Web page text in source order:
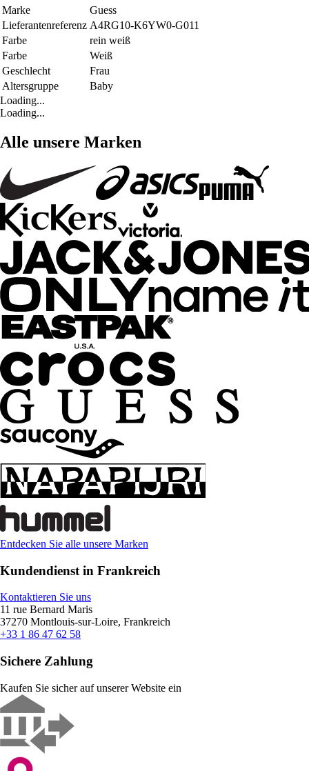
Marke
Guess
Lieferantenreferenz A4RG10-K6YW0-G011
Farbe
rein weiß
Farbe
Weiß
Geschlecht
Frau
Altersgruppe
Baby
Loading...
Loading...
Alle unsere Marken
Entdecken Sie alle unsere Marken
Kundendienst in Frankreich
Kontaktieren Sie uns
11 rue Bernard Maris
37270 Montlouis-sur-Loire, Frankreich
+33 1 86 47 62 58
Sichere Zahlung
Kaufen Sie sicher auf unserer Website ein